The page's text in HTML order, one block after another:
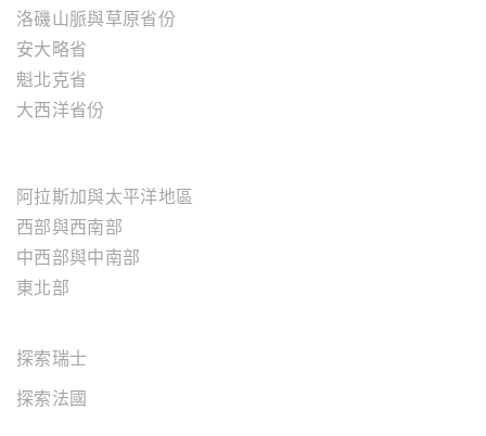
洛磯山脈與草原省份
安大略省
魁北克省
大西洋省份
阿拉斯加與太平洋地區
西部與西南部
中西部與中南部
東北部
探索瑞士
探索法國